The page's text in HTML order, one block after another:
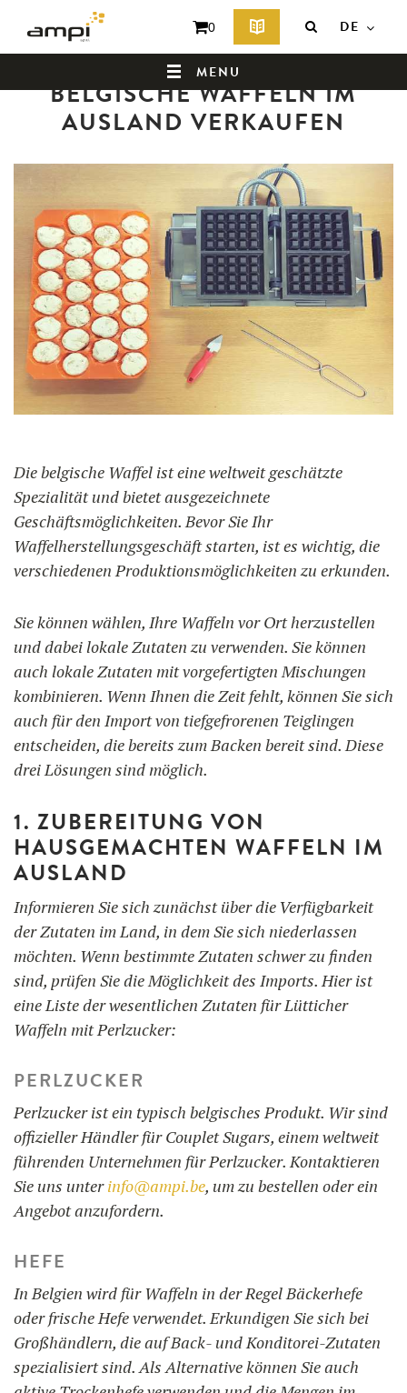
MENU
WER SIND WIR ?
Zutaten
Zubehör
BENUTZUNG
UNSERE REZEPTE
UNSER BLOG
F.A.Q.
KONTAKT UND ANGEBOT
0 DE
Zurück zur Newsübersicht
BELGISCHE WAFFELN IM
AUSLAND VERKAUFEN
Die belgische Waffel ist eine weltweit geschätzte
Spezialität und bietet ausgezeichnete
Geschäftsmöglichkeiten. Bevor Sie Ihr
Waffelherstellungsgeschäft starten, ist es wichtig, die
verschiedenen Produktionsmöglichkeiten zu erkunden.
Sie können wählen, Ihre Waffeln vor Ort herzustellen
und dabei lokale Zutaten zu verwenden. Sie können
auch lokale Zutaten mit vorgefertigten Mischungen
kombinieren. Wenn Ihnen die Zeit fehlt, können Sie sich
auch für den Import von tiefgefrorenen Teiglingen
entscheiden, die bereits zum Backen bereit sind. Diese
drei Lösungen sind möglich.
1. ZUBEREITUNG VON
HAUSGEMACHTEN WAFFELN IM
AUSLAND
Informieren Sie sich zunächst über die Verfügbarkeit
der Zutaten im Land, in dem Sie sich niederlassen
möchten. Wenn bestimmte Zutaten schwer zu finden
sind, prüfen Sie die Möglichkeit des Imports. Hier ist
eine Liste der wesentlichen Zutaten für Lütticher
Waffeln mit Perlzucker:
PERLZUCKER
Perlzucker ist ein typisch belgisches Produkt. Wir sind
offizieller Händler für Couplet Sugars, einem weltweit
führenden Unternehmen für Perlzucker. Kontaktieren
Sie uns unterinfo@ampi.be, um zu bestellen oder ein
Angebot anzufordern.
HEFE
In Belgien wird für Waffeln in der Regel Bäckerhefe
oder frische Hefe verwendet. Erkundigen Sie sich bei
Großhändlern, die auf Back- und Konditorei-Zutaten
spezialisiert sind. Als Alternative können Sie auch